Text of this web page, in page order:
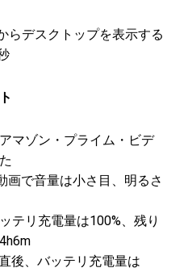
らデスクトップを表示する
マゾン・プライム・ビデ
画で音量は小さ目、明るさ
テリ充電量は100%、残り
後、バッテリ充電量は